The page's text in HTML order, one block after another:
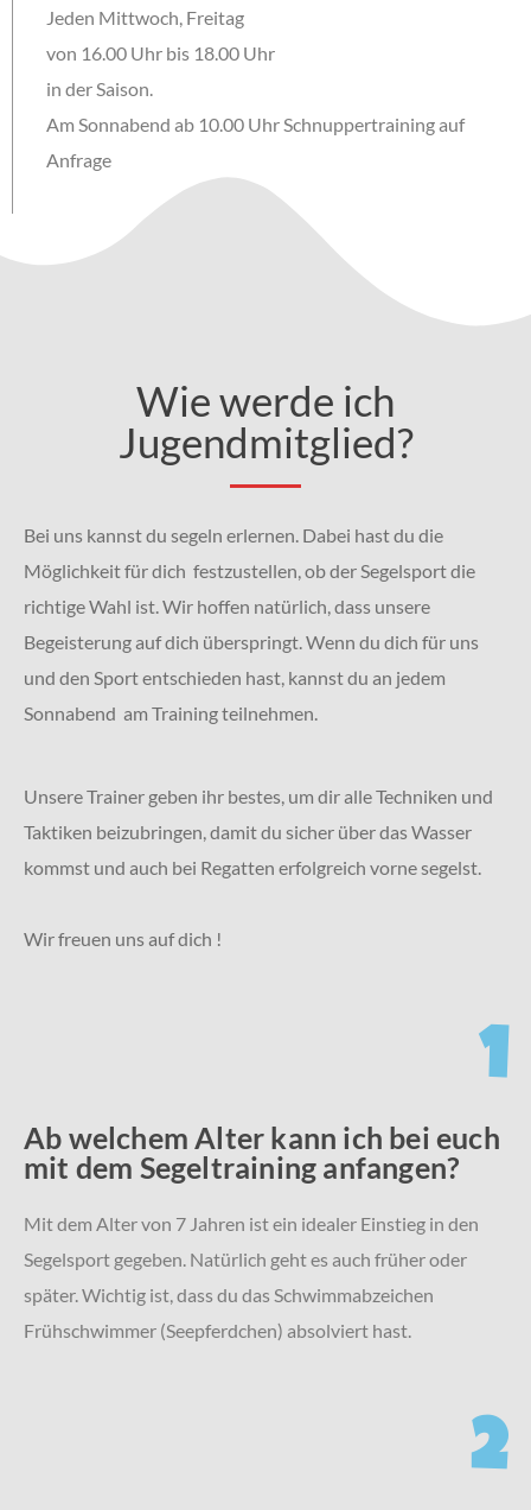
Jeden Mittwoch, Freitag
von 16.00 Uhr bis 18.00 Uhr
in der Saison.
Am Sonnabend ab 10.00 Uhr Schnuppertraining auf
Anfrage
Wie werde ich
Jugendmitglied?
Bei uns kannst du segeln erlernen. Dabei hast du die
Möglichkeit für dich festzustellen, ob der Segelsport die
richtige Wahl ist. Wir hoffen natürlich, dass unsere
Begeisterung auf dich überspringt.Wenn du dich für uns
und den Sport entschieden hast, kannst du an jedem
Sonnabend am Training teilnehmen.
Unsere Trainer geben ihr bestes, um dir alle Techniken und
Taktiken beizubringen, damit du sicher über das Wasser
kommst und auch bei Regatten erfolgreich vorne segelst.
Wir freuen uns auf dich !
1
Ab welchem Alter kann ich bei euch
mit dem Segeltraining anfangen?
Mit dem Alter von 7 Jahren ist ein idealer Einstieg in den
Segelsport gegeben. Natürlich geht es auch früher oder
später. Wichtig ist, dass du das Schwimmabzeichen
Frühschwimmer (Seepferdchen) absolviert hast.
2